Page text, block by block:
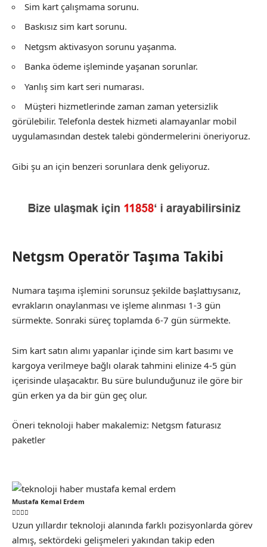
Sim kart çalışmama sorunu.
Baskısız sim kart sorunu.
Netgsm aktivasyon sorunu yaşanma.
Banka ödeme işleminde yaşanan sorunlar.
Yanlış sim kart seri numarası.
Müşteri hizmetlerinde zaman zaman yetersizlik
görülebilir. Telefonla destek hizmeti alamayanlar mobil
uygulamasından destek talebi göndermelerini öneriyoruz.
Gibi şu an için benzeri sorunlara denk geliyoruz.
Netgsm Operatör Taşıma Takibi
Numara taşıma işlemini sorunsuz şekilde başlattıysanız,
evrakların onaylanması ve işleme alınması 1-3 gün
sürmekte. Sonraki süreç toplamda 6-7 gün sürmekte.
Sim kart satın alımı yapanlar içinde sim kart basımı ve
kargoya verilmeye bağlı olarak tahmini elinize 4-5 gün
içerisinde ulaşacaktır. Bu süre bulunduğunuz ile göre bir
gün erken ya da bir gün geç olur.
Öneri teknoloji haber makalemiz: Netgsm faturasız
paketler
Mustafa Kemal Erdem
Uzun yıllardır teknoloji alanında farklı pozisyonlarda görev
almış, sektördeki gelişmeleri yakından takip eden